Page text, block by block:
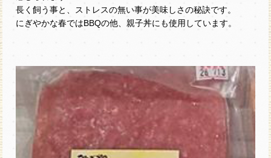
長く飼う事と、ストレスの無い事が美味しさの秘訣です。
にぎやかな春ではBBQの他、親子丼にも使用しています。